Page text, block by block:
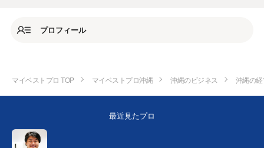
プロフィール
マイベストプロ TOP マイベストプロ沖縄 沖縄のビジネス 沖縄の
最近見たプロ